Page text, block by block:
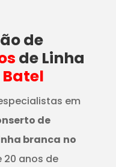
de
de Linha
Batel
em
de
branca no
20 anos de